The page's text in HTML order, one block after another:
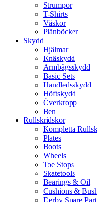
Strumpor
T-Shirts
Väskor
Plånböcker
Skydd
Hjälmar
Knäskydd
Armbågsskydd
Basic Sets
Handledsskydd
Höftskydd
Överkropp
Ben
Rullskridskor
Kompletta
Plates
Boots
Wheels
Toe Stops
Skatetools
Bearings & Oil
Cushions &
Derby Spare